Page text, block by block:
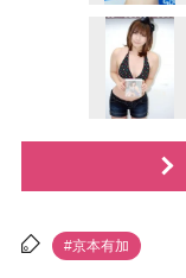
#京本有加